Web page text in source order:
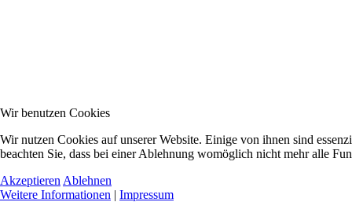
Wir benutzen Cookies
Wir nutzen Cookies auf unserer Website. Einige von ihnen sind
beachten Sie, dass bei einer Ablehnung womöglich nicht mehr alle
Akzeptieren Ablehnen
Weitere Informationen | Impressum